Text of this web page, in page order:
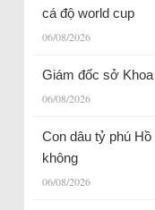
cá độ world cup
06/08/2026
Giám đốc sở
06/08/2026
Con dâu tỷ phú
không
06/08/2026